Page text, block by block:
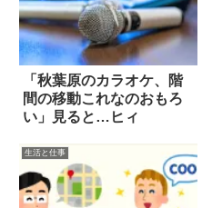
「秋葉原のカラオケ、階
間の移動これなのおもろ
い」見ると…ヒィ
生活と仕事